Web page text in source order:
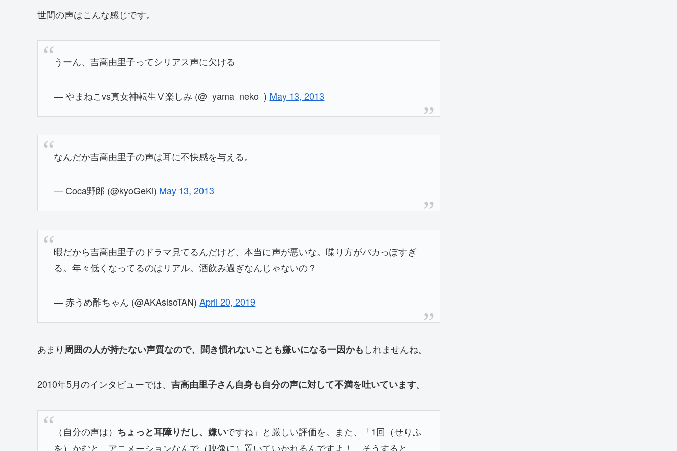
世間の声はこんな感じです。
うーん、吉高由里子ってシリアス声に欠ける
— やまねこvs真女神転生Ⅴ楽しみ (@_yama_neko_) May 13, 2013
なんだか吉高由里子の声は耳に不快感を与える。
— Coca野郎 (@kyoGeKi) May 13, 2013
暇だから吉高由里子のドラマ見てるんだけど、本当に声が悪いな。喋り方がバカっぽすぎ
る。年々低くなってるのはリアル。酒飲み過ぎなんじゃないの？
— 赤うめ酢ちゃん (@AKAsisoTAN)April 20, 2019
あまり周囲の人が持たない声質なので、聞き慣れないことも嫌いになる一因かも しれませんね。
2010年5月のインタビューでは、 吉高由里子さん自身も自分の声に対して不満を吐いています。
（自分の声は） ちょっと耳障りだし、嫌いですね」と厳しい評価を。また、「1回（せりふ
を）かむと、アニメーションなんで（映像に）置いていかれるんですよ！ そうすると、